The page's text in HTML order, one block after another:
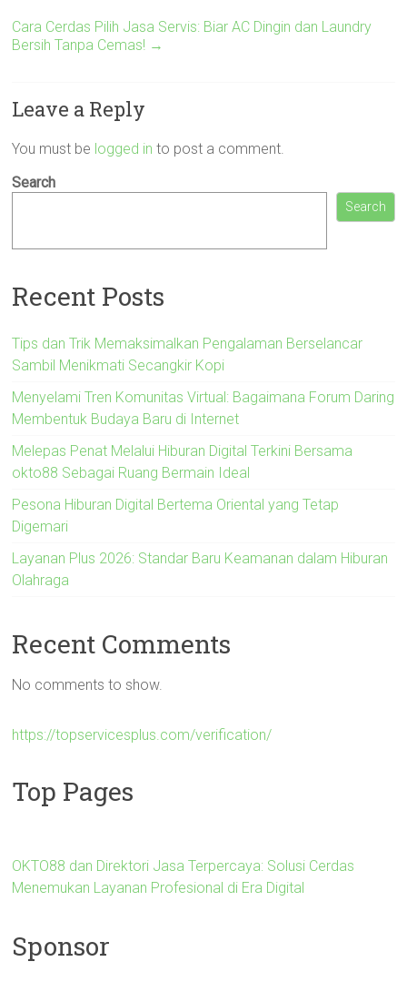
Cara Cerdas Pilih Jasa Servis: Biar AC Dingin dan Laundry
Bersih Tanpa Cemas! →
Leave a Reply
You must be logged in to post a comment.
Search
Search
Recent Posts
Tips dan Trik Memaksimalkan Pengalaman Berselancar
Sambil Menikmati Secangkir Kopi
Menyelami Tren Komunitas Virtual: Bagaimana Forum Daring
Membentuk Budaya Baru di Internet
Melepas Penat Melalui Hiburan Digital Terkini Bersama
okto88 Sebagai Ruang Bermain Ideal
Pesona Hiburan Digital Bertema Oriental yang Tetap
Digemari
Layanan Plus 2026: Standar Baru Keamanan dalam Hiburan
Olahraga
Recent Comments
No comments to show.
https://topservicesplus.com/verification/
Top Pages
OKTO88 dan Direktori Jasa Terpercaya: Solusi Cerdas
Menemukan Layanan Profesional di Era Digital
Sponsor